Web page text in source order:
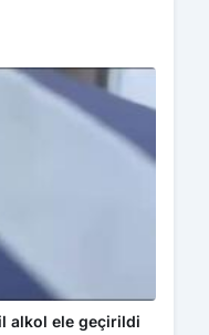
alkol ele geçirildi